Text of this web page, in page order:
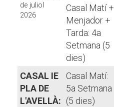
de juliol
2026
Casal Matí +
Menjador +
Tarda: 4a
Setmana (5
dies)
CASAL IE
PLA DE
L'AVELLÀ:
Casal Matí:
5a Setmana
(5 dies)